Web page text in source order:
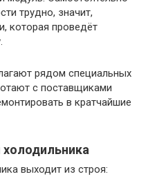
трудно, значит,
которая проведёт
рядом специальных
с поставщиками
в кратчайшие
выходит из строя: